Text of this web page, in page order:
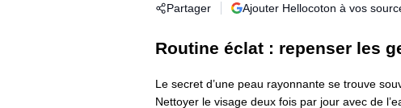
Partager Ajouter Hellocoton à vos
Routine éclat : repenser les
Le secret d’une peau rayonnante se trouve
Nettoyer le visage deux fois par jour avec de